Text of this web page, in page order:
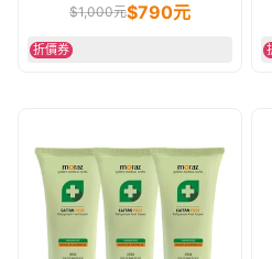
$1,000元$790元
折價券